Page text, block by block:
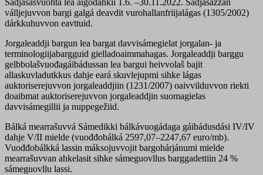
Sadjásašvuohta lea áigodahkii 1.6. –30.11.2022. Sadjásažžan
válljejuvvon bargi galgá deavdit vurohallanfriijalágas (1305/2002)
dárkkuhuvvon eavttuid.
Jorgaleaddji bargun lea bargat davvisámegielat jorgalan- ja
terminologiijabargguid gielladoaimmahagas. Jorgaleaddji barggu
gelbbolašvuođagáibádussan lea bargui heivvolaš bajit
allaskuvladutkkus dahje eará skuvlejupmi sihke lágas
auktoriserejuvvon jorgaleaddjiin (1231/2007) oaivvilduvvon riekti
doaibmat auktoriserejuvvon jorgaleaddjin suomagielas
davvisámegillii ja nuppegežiid.
Bálká mearrašuvvá Sámedikki bálkávuogádaga gáibádusdási IV/IV
dahje V/II mielde (vuođđobálká 2597,07–2247,67 euro/mb).
Vuođđobálkká lassin máksojuvvojit bargohárjánumi mielde
mearrašuvvan ahkelasit sihke sámeguovllus barggadettiin 24 %
sámeguovllu lassi.